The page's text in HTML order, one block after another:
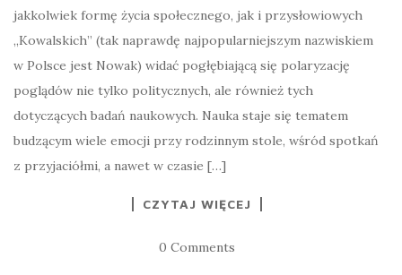
jakkolwiek formę życia społecznego, jak i przysłowiowych
„Kowalskich” (tak naprawdę najpopularniejszym nazwiskiem
w Polsce jest Nowak) widać pogłębiającą się polaryzację
poglądów nie tylko politycznych, ale również tych
dotyczących badań naukowych. Nauka staje się tematem
budzącym wiele emocji przy rodzinnym stole, wśród spotkań
z przyjaciółmi, a nawet w czasie […]
CZYTAJ WIĘCEJ
0 Comments